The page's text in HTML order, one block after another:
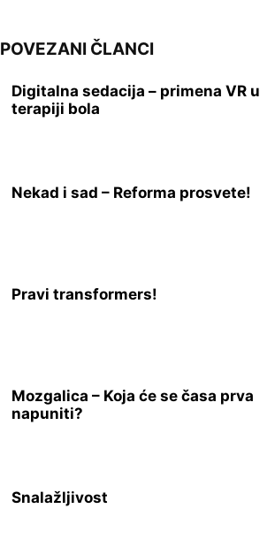
POVEZANI ČLANCI
Digitalna sedacija – primena VR u
terapiji bola
Nekad i sad – Reforma prosvete!
Pravi transformers!
Mozgalica – Koja će se časa prva
napuniti?
Snalažljivost